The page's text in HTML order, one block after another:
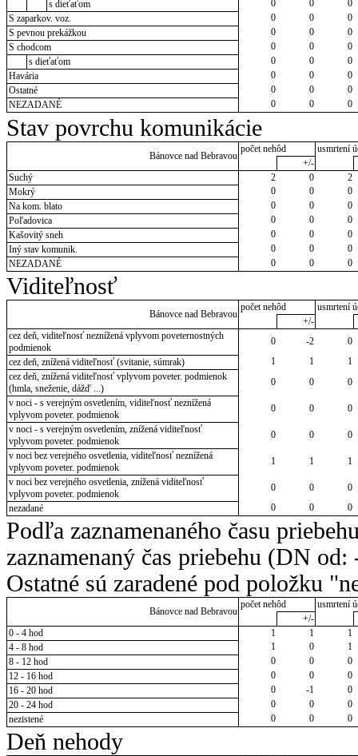
s dieťaťom 0 0
0
S zaparkov. voz.
0 0
0
S pevnou prekážkou
0 0
0
S chodcom
0 0
0
s dieťaťom
0 0
0
Havária
0 0
0
Ostatné
0 0
0
NEZADANÉ
0 0 0
Stav povrchu komunikácie
Bánovce nad Bebravou
počet nehôd
usmrtení
+/-
Suchý
2 0
2
Mokrý
0 0
0
Na kom. blato
0 0
0
Poľadovica
0 0
0
Kašovitý sneh
0 0
0
Iný stav komunik.
0 0
0
NEZADANÉ
0 0 0
Viditeľnosť
Bánovce nad Bebravou
počet nehôd
usmrtení
+/-
cez deň, viditeľnosť neznížená vplyvom poveternostných
podmienok
0 -2
0
cez deň, znížená viditeľnosť (svitanie, súmrak)
1 1
1
cez deň, znížená viditeľnosť vplyvom poveter. podmienok
(hmla, sneženie, dážď ...)
0 0
0
v noci - s verejným osvetlením, viditeľnosť neznížená
vplyvom poveter. podmienok
0 0
0
v noci - s verejným osvetlením, znížená viditeľnosť
vplyvom poveter. podmienok
0 0
0
v noci bez verejného osvetlenia, viditeľnosť neznížená
vplyvom poveter. podmienok
1 1
1
v noci bez verejného osvetlenia, znížená viditeľnosť
vplyvom poveter. podmienok
0 0
0
nezadané
0 0 0
Podľa zaznamenaného času
zaznamenaný čas priebehu (DN
Ostatné sú zaradené pod položku
Bánovce nad Bebravou
počet nehôd
usmrtení
+/-
0 - 4 hod
1 1
1
4 - 8 hod
1 0
1
8 - 12 hod
0 0
0
12 - 16 hod
0 0
0
16 - 20 hod
0 -1
0
20 - 24 hod
0 0
0
nezistené
0 0 0
Deň nehody